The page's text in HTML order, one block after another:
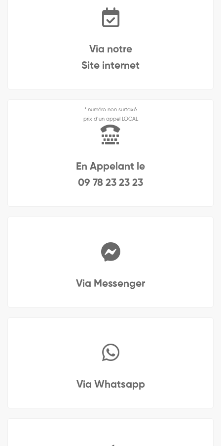
Via notre
Site internet
* numéro non surtaxé
prix d’un appel LOCAL
En Appelant le
09 78 23 23 23
Via Messenger
Via Whatsapp